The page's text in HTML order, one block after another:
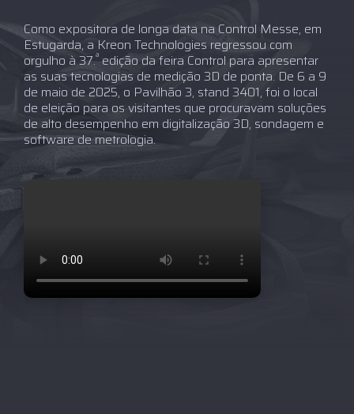
Como expositora de longa data na Control Messe, em
Estugarda, a Kreon Technologies regressou com
orgulho à 37.ªedição da feira Control para apresentar
as suas tecnologias de medição 3D de ponta. De 6 a 9
de maio de 2025, o Pavilhão 3, stand 3401, foi o local
de eleição para os visitantes que procuravam soluções
de alto desempenho em digitalização 3D, sondagem e
software de metrologia.